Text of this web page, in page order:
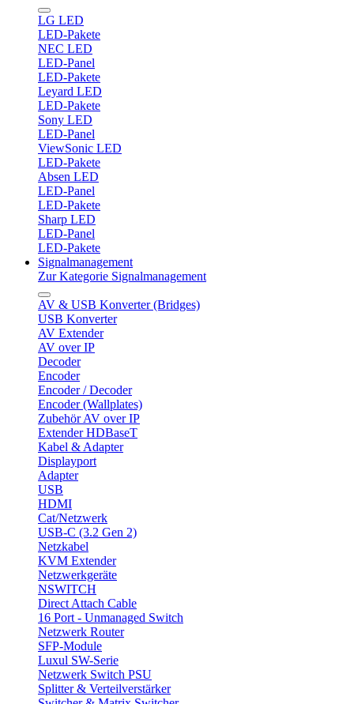
LG LED
LED-Pakete
NEC LED
LED-Panel
LED-Pakete
Leyard LED
LED-Pakete
Sony LED
LED-Panel
ViewSonic LED
LED-Pakete
Absen LED
LED-Panel
LED-Pakete
Sharp LED
LED-Panel
LED-Pakete
Signalmanagement
Zur Kategorie Signalmanagement
AV & USB Konverter (Bridges)
USB Konverter
AV Extender
AV over IP
Decoder
Encoder
Encoder / Decoder
Encoder (Wallplates)
Zubehör AV over IP
Extender HDBaseT
Kabel & Adapter
Displayport
Adapter
USB
HDMI
Cat/Netzwerk
USB-C (3.2 Gen 2)
Netzkabel
KVM Extender
Netzwerkgeräte
NSWITCH
Direct Attach Cable
16 Port - Unmanaged Switch
Netzwerk Router
SFP-Module
Luxul SW-Serie
Netzwerk Switch PSU
Splitter & Verteilverstärker